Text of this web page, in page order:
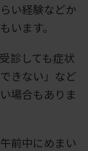
い経験などか
います。
診しても症状
きない」など
場合もありま
前中にめまい